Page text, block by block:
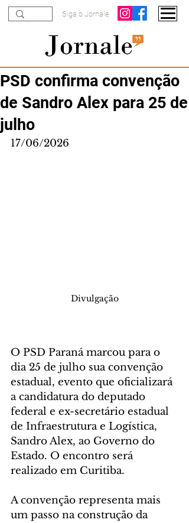
Siga o Jornale
PSD confirma convenção
de Sandro Alex para 25 de
julho
17/06/2026
Divulgação
O PSD Paraná marcou para o
dia 25 de julho sua convenção
estadual, evento que oficializará
a candidatura do deputado
federal e ex-secretário estadual
de Infraestrutura e Logística,
Sandro Alex, ao Governo do
Estado. O encontro será
realizado em Curitiba.
A convenção representa mais
um passo na construção da